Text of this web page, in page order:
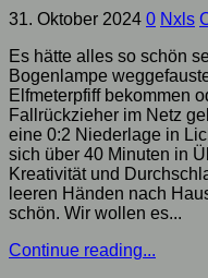
31. Oktober 2024 0 Nxls
Es hätte alles so schön
Bogenlampe
Elfmeterpfiff bekommen
Fallrückzieher im Netz
eine 0:2 Niederlage in
sich über 40 Minuten in
Kreativität und
leeren Händen nach
schön. Wir wollen es...
Continue reading...